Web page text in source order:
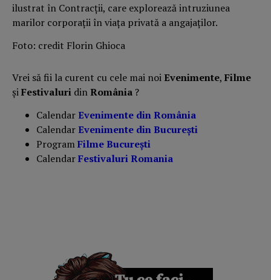
ilustrat în Contracții, care explorează intruziunea
marilor corporații în viața privată a angajaților.
Foto: credit Florin Ghioca
Vrei să fii la curent cu cele mai noiEvenimente, Filme
șiFestivaluri dinRomânia ?
CalendarEvenimente din România
CalendarEvenimente din București
ProgramFilme București
CalendarFestivaluri Romania